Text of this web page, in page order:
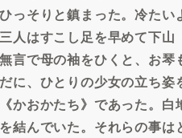
そりと鎮まった。冷たい
人はすこし足を早めて下
言で母の袖をひくと、お琴
、ひとりの少女の立ち姿
おかたち》であった。白
結んでいた。それらの事